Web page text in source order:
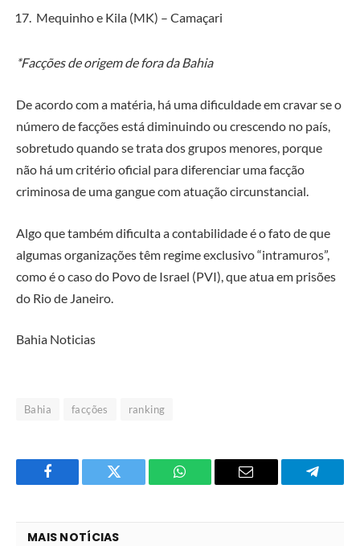
Mequinho e Kila (MK) – Camaçari
*Facções de origem de fora da Bahia
De acordo com a matéria, há uma dificuldade em cravar se o
número de facções está diminuindo ou crescendo no país,
sobretudo quando se trata dos grupos menores, porque
não há um critério oficial para diferenciar uma facção
criminosa de uma gangue com atuação circunstancial.
Algo que também dificulta a contabilidade é o fato de que
algumas organizações têm regime exclusivo “intramuros”,
como é o caso do Povo de Israel (PVI), que atua em prisões
do Rio de Janeiro.
Bahia Noticias
Bahia facções ranking
Facebook Twitter
O
E-
MAIS NOTÍCIAS